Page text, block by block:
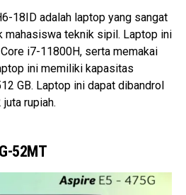
18ID adalah laptop yang sangat
mahasiswa teknik sipil. Laptop ini
i7-11800H, serta memakai
ini memiliki kapasitas
GB. Laptop ini dapat dibandrol
rupiah.
52MT